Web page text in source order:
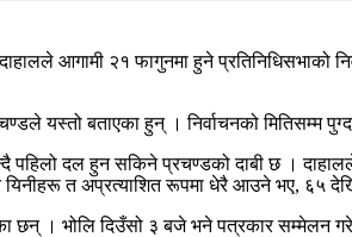
आगामी २१ फागुनमा हुने
यस्तो बताएका हुन् । निर्वाचनको
दल हुन सकिने प्रचण्डको दाबी छ । दाहालले
यिनीहरू त अप्रत्याशित रूपमा धेरै आउने भए, ६५
छन् । भोलि दिउँसो ३ बजे भने पत्रकार सम्मेलन